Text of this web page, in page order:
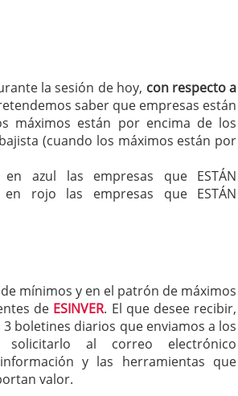
la sesión de hoy, con respecto a
saber que empresas están
máximos están por encima de los
(cuando los máximos están por
azul las empresas que ESTÁN
y en rojo las empresas que ESTÁN
mínimos y en el patrón de máximos
de ESINVER. El que desee recibir,
boletines diarios que enviamos a los
al correo electrónico
y las herramientas que
valor.